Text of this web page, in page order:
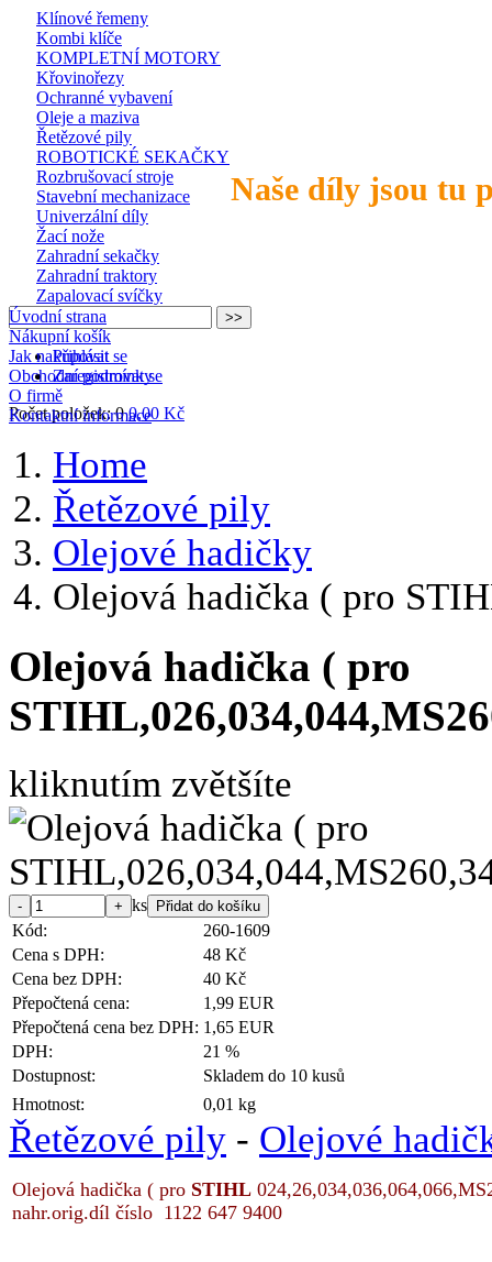
Naše díly jsou tu
Klínové řemeny
Kombi klíče
KOMPLETNÍ MOTORY
Křovinořezy
Ochranné vybavení
Oleje a maziva
Řetězové pily
ROBOTICKÉ SEKAČKY
Rozbrušovací stroje
Stavební mechanizace
Univerzální díly
Žací nože
Zahradní sekačky
Zahradní traktory
Zapalovací svíčky
Přihlásit se
Zaregistrovat se
Počet položek: 0 0,00 Kč
Úvodní strana
Nákupní košík
Jak nakupovat
Obchodní podmínky
O firmě
Kontaktní informace
Home
Řetězové pily
Olejové hadičky
Olejová hadička ( pro
Olejová hadička ( pro
kliknutím zvětšíte
ks
Kód:
260-1609
Cena s DPH:
48 Kč
Cena bez DPH:
40 Kč
Přepočtená cena:
1,99 EUR
Přepočtená cena bez DPH: 1,65 EUR
DPH:
21 %
Dostupnost:
Skladem do 10 kusů
Hmotnost:
0,01 kg
Řetězové pily - Olejové
Olejová hadička ( pro STIHL
nahr.orig.díl číslo 1122 647 9400